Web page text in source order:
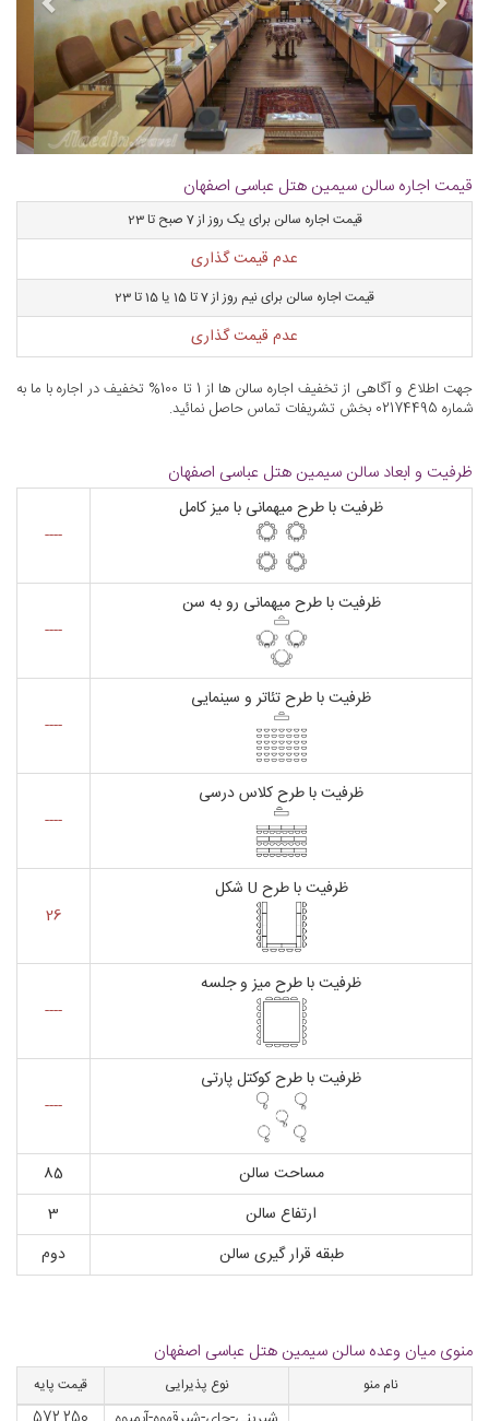
قیمت اجاره سالن سیمین هتل عباسی اصفهان
قیمت اجاره سالن برای یک روز از 7 صبح تا 23
عدم قیمت گذاری
قیمت اجاره سالن برای نیم روز از 7 تا 15 یا 15 تا 23
عدم قیمت گذاری
جهت اطلاع و آگاهی از تخفیف اجاره سالن ها از 1 تا 100% تخفیف در اجاره با ما به
شماره 02174495 بخش تشریفات تماس حاصل نمائید.
ظرفیت و ابعاد سالن سیمین هتل عباسی اصفهان
ظرفیت با طرح میهمانی با میز کامل
----
ظرفیت با طرح میهمانی رو به سن
----
ظرفیت با طرح تئاتر و سینمایی
----
ظرفیت با طرح کلاس درسی
----
ظرفیت با طرح U شکل
26
ظرفیت با طرح میز و جلسه
----
ظرفیت با طرح کوکتل پارتی
----
مساحت سالن
85
ارتفاع سالن
3
طبقه قرار گیری سالن
دوم
منوی میان وعده سالن سیمین هتل عباسی اصفهان
نام منو نوع پذیرایی قیمت پایه